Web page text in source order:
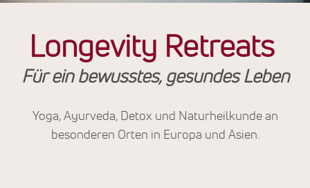
Longevity Retreats
Für ein bewusstes, gesundes Leben
Yoga, Ayurveda, Detox und Naturheilkunde an
besonderen Orten in Europa und Asien.